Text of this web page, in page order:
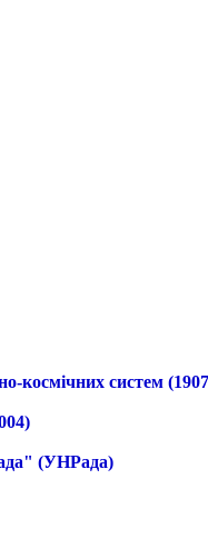
космічних систем
(УНРада)